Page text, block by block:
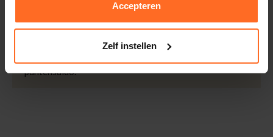
Accepteren
Zelf instellen
Besteed € 100,- binnen een half jaar en krijg € 5,- retour
in de vorm van een waardecheque. Log in je account en
puntensaldo.